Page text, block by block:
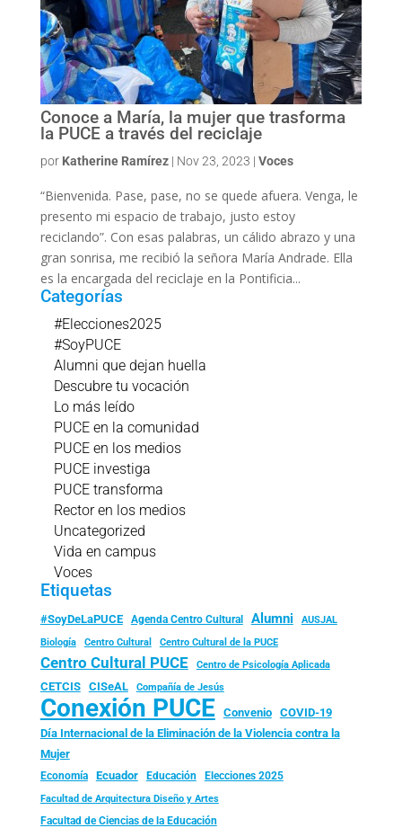
Conoce a María, la mujer que trasforma
la PUCE a través del reciclaje
por Katherine Ramírez| Nov 23, 2023 | Voces
“Bienvenida. Pase, pase, no se quede afuera. Venga, le
presento mi espacio de trabajo, justo estoy
reciclando”. Con esas palabras, un cálido abrazo y una
gran sonrisa, me recibió la señora María Andrade. Ella
es la encargada del reciclaje en la Pontificia...
Categorías
#Elecciones2025
#SoyPUCE
Alumni que dejan huella
Descubre tu vocación
Lo más leído
PUCE en la comunidad
PUCE en los medios
PUCE investiga
PUCE transforma
Rector en los medios
Uncategorized
Vida en campus
Voces
Etiquetas
#SoyDeLaPUCE Agenda Centro Cultural Alumni
AUSJAL
Biología
Centro Cultural Centro Cultural de la PUCE
Centro Cultural PUCE Centro de Psicología Aplicada
CETCIS CISeAL Compañía de Jesús
Conexión PUCE Convenio
COVID-19
Día Internacional de la Eliminación de la Violencia contra la
Mujer
Economía Ecuador Educación Elecciones 2025
Facultad de Arquitectura Diseño y Artes
Facultad de Ciencias de la Educación